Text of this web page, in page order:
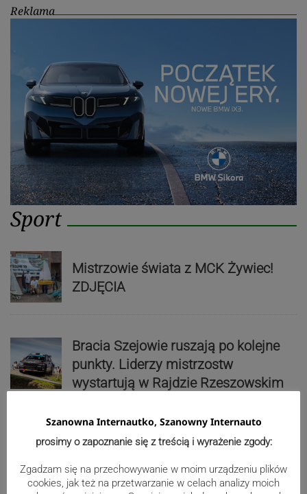
Reklama
Sport
Mistrzowie świata z MCK Żywiec!
ZDJĘCIA
Bracia Szejowie ruszają po kolejne
punkty. Liderzy mistrzostw
wystartują w Rajdzie Rzeszowskim
80-lecie Soły Kobiernice. Będzie się
działo! SZCZEGÓŁOWY PROGRAM
Szanowna Internautko, Szanowny Internauto
prosimy o zapoznanie się z treścią i wyrażenie zgody:
Zgadzam się na przechowywanie w moim urządzeniu plików
cookies, jak też na przetwarzanie w celach analizy moich